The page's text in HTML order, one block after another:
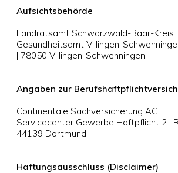
Aufsichtsbehörde
Landratsamt Schwarzwald-Baar-Kreis
Gesundheitsamt Villingen-
| 78050 Villingen-Schwenningen
Angaben zur
Continentale Sachversicherung AG
Servicecenter Gewerbe Haftpflicht 2 |
44139 Dortmund
Haftungsausschluss (Disclaimer)